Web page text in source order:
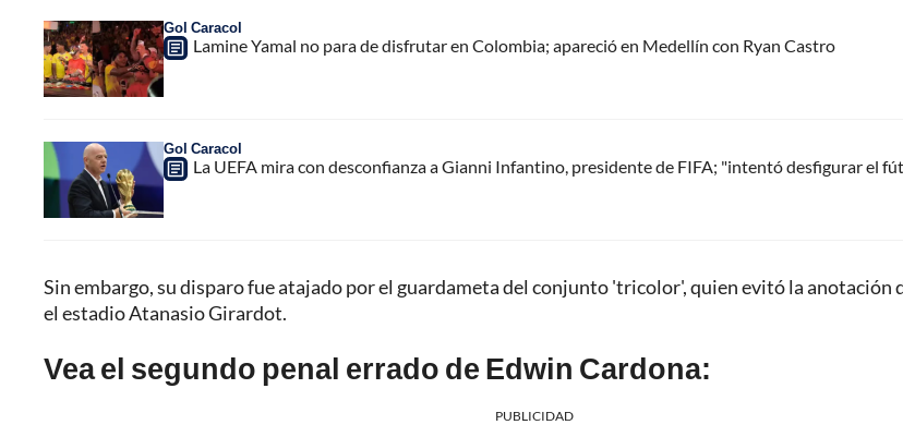
Gol Caracol
Lamine Yamal no para de disfrutar en Colombia; apareció en Medellín con Ryan Castro
Gol Caracol
La UEFA mira con desconfianza a Gianni Infantino, presidente de FIFA; "intentó desfigurar el
Sin embargo, su disparo fue atajado por el guardameta del conjunto 'tricolor', quien evitó la anotación
el estadio Atanasio Girardot.
Vea el segundo penal errado de Edwin Cardona:
PUBLICIDAD